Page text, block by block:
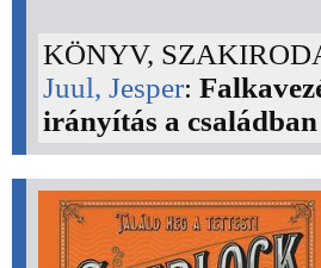
KÖNYV,
Juul, Jesper:
irányítás a családban